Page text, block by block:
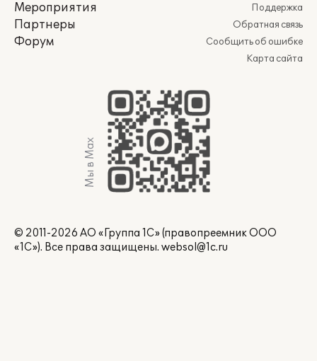
Мероприятия
Партнеры
Форум
Поддержка
Обратная связь
Сообщить об ошибке
Карта сайта
Мы в Max
© 2011-2026 АО «Группа 1С» (правопреемник ООО
«1С»). Все права защищены. websol@1c.ru